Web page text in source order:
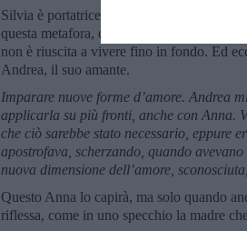
Silvia è portatrice di un surplus d’amore
questa metafora, c’è solo il disperato
non è riuscita a vivere fino in fondo. Ed
Andrea, il suo amante.
Imparare nuove forme d’amore. Andrea
applicarla su più fronti, anche con Anna.
che ciò sarebbe stato necessario,
apostrofava, scherzando, quando
nuova dimensione dell’amore,
Questo Anna lo capirà, ma solo quando
riflessa, come in uno specchio la madre